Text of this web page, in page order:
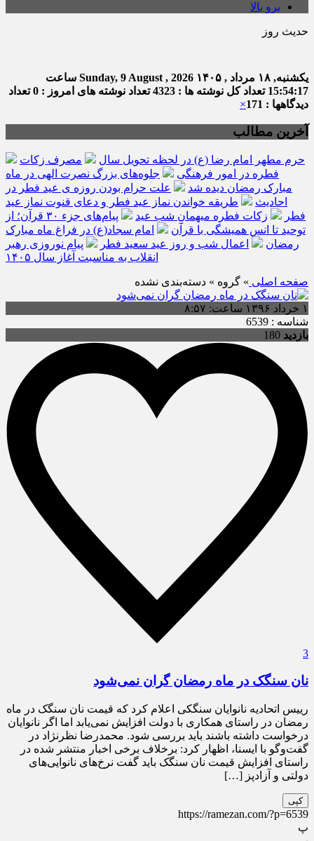
برو بالا
حدیث روز
یکشنبه, ۱۸ مرداد , ۱۴۰۵ Sunday, 9 August , 2026 ساعت
15:54:18 تعداد کل نوشته ها : 4323 تعداد نوشته های امروز : 0
تعداد
دیدگاهها : 171
×
آخرین مطالب
حرم مطهر امام رضا (ع) در لحظه تحویل سال
مصرف زکات
فطره در امور فرهنگی
جلوه‌های بزرگ نصرت الهی در ماه
مبارک رمضان دیده شد
علت حرام بودن روزه ی عید فطر در
احادیث
طریقه خواندن نماز عید فطر و دعای قنوت نماز عید
فطر
زکات فطره میهمانِ شب عید
پیام‌های جزء ۳۰ قرآن؛ از
توحید تا انس همیشگی با قرآن
امام سجاد(ع) در فراغ ماه مبارک
رمضان
اعمال شب و روز عید سعید فطر
پیام نوروزی رهبر
انقلاب به مناسبت آغاز سال ۱۴۰۵
صفحه اصلی » گروه » دسته‌بندی نشده
۱ خرداد ۱۳۹۶ ساعت: ۸:۵۷
شناسه : 6539
بازدید 180
3
نان سنگک در ماه رمضان گران نمی‌شود
رییس اتحادیه نانوایان سنگکی اعلام کرد که قیمت نان سنگک در ماه
رمضان در راستای همکاری با دولت افزایش نمی‌یابد اما اگر نانوایان
درخواست داشته باشند باید بررسی شود. محمدرضا نظرنژاد در
گفت‌وگو با ایسنا، اظهار کرد: برخلاف برخی اخبار منتشر شده در
راستای افزایش قیمت نان سنگک باید گفت نرخ‌های نانوایی‌های
دولتی و آزادپز […]
کپی
https://ramezan.com/?p=6539
پ